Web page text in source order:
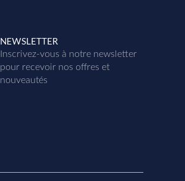
NEWSLETTER
Inscrivez-vous à notre newsletter
pour recevoir nos offres et
nouveautés